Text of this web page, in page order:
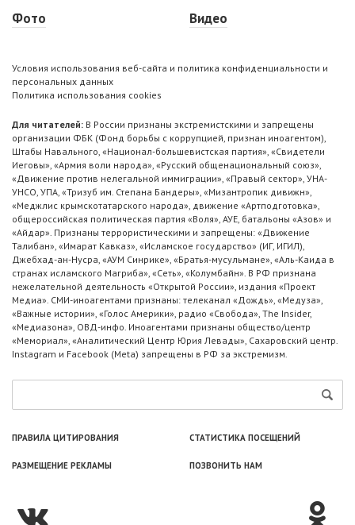
Фото
Видео
Условия использования веб-сайта и политика конфиденциальности и
персональных данных
Политика использования cookies
Для читателей: В России признаны экстремистскими и запрещены
организации ФБК (Фонд борьбы с коррупцией, признан иноагентом),
Штабы Навального, «Национал-большевистская партия», «Свидетели
Иеговы», «Армия воли народа», «Русский общенациональный союз»,
«Движение против нелегальной иммиграции», «Правый сектор», УНА-
УНСО, УПА, «Тризуб им. Степана Бандеры», «Мизантропик дивижн»,
«Меджлис крымскотатарского народа», движение «Артподготовка»,
общероссийская политическая партия «Воля», АУЕ, батальоны «Азов» и
«Айдар». Признаны террористическими и запрещены: «Движение
Талибан», «Имарат Кавказ», «Исламское государство» (ИГ, ИГИЛ),
Джебхад-ан-Нусра, «АУМ Синрике», «Братья-мусульмане», «Аль-Каида в
странах исламского Магриба», «Сеть», «Колумбайн». В РФ признана
нежелательной деятельность «Открытой России», издания «Проект
Медиа». СМИ-иноагентами признаны: телеканал «Дождь», «Медуза»,
«Важные истории», «Голос Америки», радио «Свобода», The Insider,
«Медиазона», ОВД-инфо. Иноагентами признаны общество/центр
«Мемориал», «Аналитический Центр Юрия Левады», Сахаровский центр.
Instagram и Facebook (Metа) запрещены в РФ за экстремизм.
ПРАВИЛА ЦИТИРОВАНИЯ СТАТИСТИКА ПОСЕЩЕНИЙ
РАЗМЕЩЕНИЕ РЕКЛАМЫ ПОЗВОНИТЬ НАМ